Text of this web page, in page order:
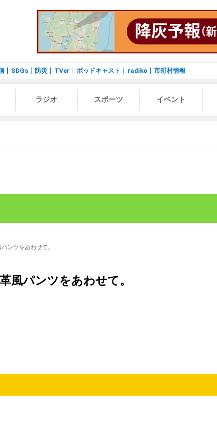
SDGs 防災 TVer ポッドキャスト radiko 市町村情報
ラジオ スポーツ イベント
ンツをあわせて。
風パンツをあわせて。